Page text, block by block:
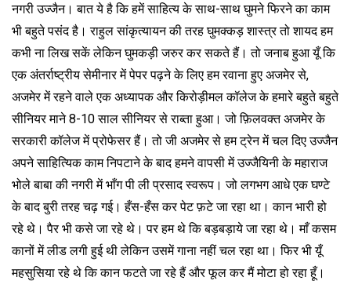
नगरी उज्जैन। बात ये है कि हमें साहित्य के साथ-साथ घुमने फिरने का काम
भी बहुते पसंद है। राहुल सांकृत्यायन की तरह घुमक्कड़ शास्त्र तो शायद हम
कभी ना लिख सकें लेकिन घुमकड़ी जरुर कर सकते हैं। तो जनाब हुआ यूँ कि
एक अंतर्राष्ट्रीय सेमीनार में पेपर पढ़ने के लिए हम रवाना हुए अजमेर से,
अजमेर में रहने वाले एक अध्यापक और किरोड़ीमल कॉलेज के हमारे बहुते बहुते
सीनियर माने 8-10 साल सीनियर से राब्ता हुआ। जो फ़िलवक्त अजमेर के
सरकारी कॉलेज में प्रोफेसर हैं। तो जी अजमेर से हम ट्रेन में चल दिए उज्जैन
अपने साहित्यिक काम निपटाने के बाद हमने वापसी में उज्जैयिनी के महाराज
भोले बाबा की नगरी में भाँग पी ली प्रसाद स्वरूप। जो लगभग आधे एक घण्टे
के बाद बुरी तरह चढ़ गई। हँस-हँस कर पेट फ़टे जा रहा था। कान भारी हो
रहे थे। पैर भी कसे जा रहे थे। पर हम थे कि बड़बड़ाये जा रहा थे। माँ कसम
कानों में लीड लगी हुई थी लेकिन उसमें गाना नहीं चल रहा था। फिर भी यूँ
महसुसिया रहे थे कि कान फटते जा रहे हैं और फूल कर मैं मोटा हो रहा हूँ।